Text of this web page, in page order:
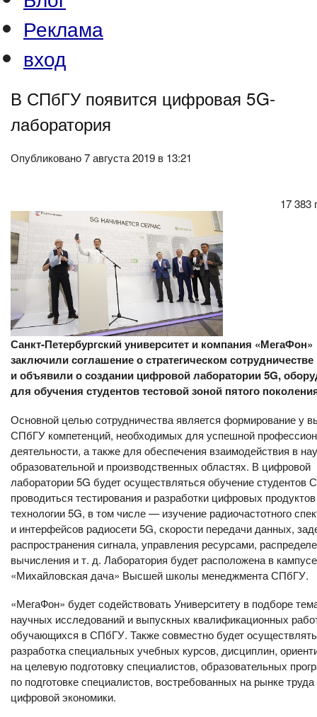
Реклама
вход
В СПбГУ появится цифровая 5G-
лаборатория
Опубликовано 7 августа 2019 в 13:21
17 383
Санкт-Петербургский университет и компания «МегаФон»
заключили соглашение о стратегическом сотрудничестве
и объявили о создании цифровой лаборатории 5G,
для обучения студентов тестовой зоной пятого
Основной целью сотрудничества является формирование у
СПбГУ компетенций, необходимых для успешной
деятельности, а также для обеспечения взаимодействия в
образовательной и производственных областях. В цифровой
лаборатории 5G будет осуществляться обучение студентов
проводиться тестирования и разработки цифровых
технологии 5G, в том числе — изучение радиочастотного
и интерфейсов радиосети 5G, скорости передачи данных,
распространения сигнала, управления ресурсами,
вычисления и т. д. Лаборатория будет расположена в кампусе
«Михайловская дача» Высшей школы менеджмента СПбГУ.
«МегаФон» будет содействовать Университету в подборе
научных исследований и выпускных квалификационных
обучающихся в СПбГУ. Также совместно будет
разработка специальных учебных курсов, дисциплин,
на целевую подготовку специалистов, образовательных
по подготовке специалистов, востребованных на рынке
цифровой экономики.